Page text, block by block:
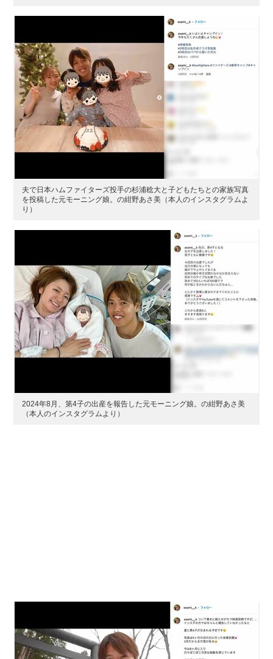
夫で日本ハムファイターズ投手の杉浦稔大と子どもたちとの家族写真
を投稿した元モーニング娘。の紺野あさ美（本人のインスタグラムよ
り）
2024年8月、第4子の出産を報告した元モーニング娘。の紺野あさ美
（本人のインスタグラムより）